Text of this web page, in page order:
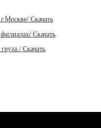
Скачать
Скачать
/ Скачать